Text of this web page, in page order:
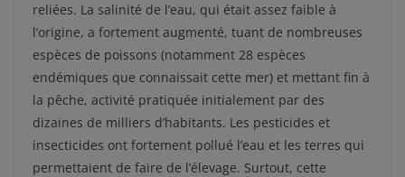
reliées. La salinité de l’eau, qui était assez faible à
l’origine, a fortement augmenté, tuant de nombreuses
espèces de poissons (notamment 28 espèces
endémiques que connaissait cette mer) et mettant fin à
la pêche, activité pratiquée initialement par des
dizaines de milliers d’habitants. Les pesticides et
insecticides ont fortement pollué l’eau et les terres qui
permettaient de faire de l’élevage. Surtout, cette